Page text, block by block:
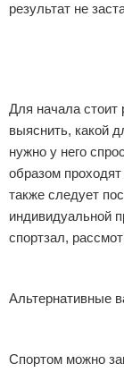
результат не
Для начала стоит
выяснить, какой
нужно у него
образом проходят
также следует
индивидуальной
спортзал,
Альтернативные
Спортом можно